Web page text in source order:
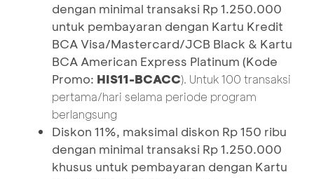
dengan minimal transaksi Rp 1.250.000
untuk pembayaran dengan Kartu Kredit
BCA Visa/Mastercard/JCB Black & Kartu
BCA American Express Platinum (Kode
Promo: HIS11-BCACC). Untuk 100 transaksi
pertama/hari selama periode program
berlangsung
Diskon 11%, maksimal diskon Rp 150 ribu
dengan minimal transaksi Rp 1.250.000
khusus untuk pembayaran dengan Kartu